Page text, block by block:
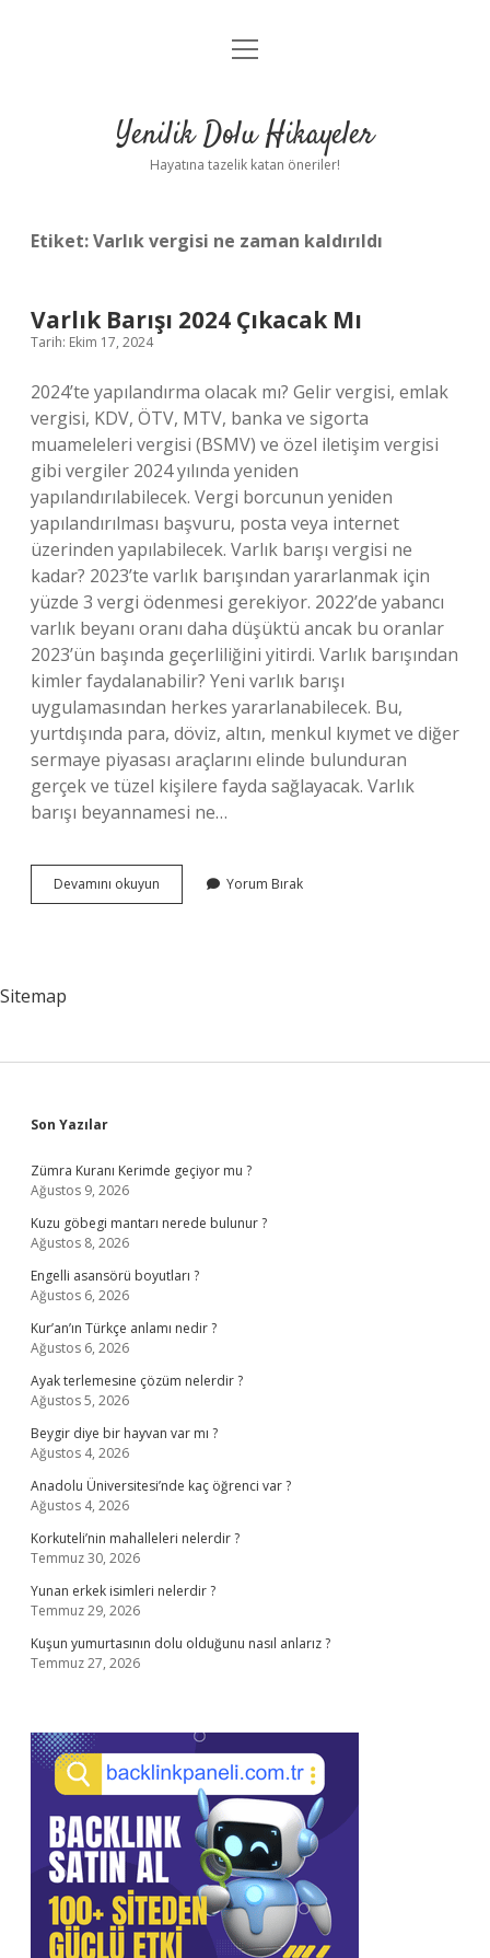
Anasayfa
Yasal Uyarı
menüyü
Yenilik Dolu Hikayeler
Hayatına tazelik katan öneriler!
Etiket:Varlık vergisi ne zaman kaldırıldı
Varlık Barışı 2024 Çıkacak Mı
Tarih: Ekim 17, 2024
2024’te yapılandırma olacak mı? Gelir vergisi, emlak
vergisi, KDV, ÖTV, MTV, banka ve sigorta
muameleleri vergisi (BSMV) ve özel iletişim vergisi
gibi vergiler 2024 yılında yeniden
yapılandırılabilecek. Vergi borcunun yeniden
yapılandırılması başvuru, posta veya internet
üzerinden yapılabilecek. Varlık barışı vergisi ne
kadar? 2023’te varlık barışından yararlanmak için
yüzde 3 vergi ödenmesi gerekiyor. 2022’de yabancı
varlık beyanı oranı daha düşüktü ancak bu oranlar
2023’ün başında geçerliliğini yitirdi. Varlık barışından
kimler faydalanabilir? Yeni varlık barışı
uygulamasından herkes yararlanabilecek. Bu,
yurtdışında para, döviz, altın, menkul kıymet ve diğer
sermaye piyasası araçlarını elinde bulunduran
gerçek ve tüzel kişilere fayda sağlayacak. Varlık
barışı beyannamesi ne…
Devamını okuyun
Barışı
Yorum Bırak
Sitemap
Sidebar
Son Yazılar
Zümra Kuranı Kerimde geçiyor mu ?
Ağustos 9, 2026
Kuzu göbegi mantarı nerede bulunur ?
Ağustos 8, 2026
Engelli asansörü boyutları ?
Ağustos 6, 2026
Kur’an’ın Türkçe anlamı nedir ?
Ağustos 6, 2026
Ayak terlemesine çözüm nelerdir ?
Ağustos 5, 2026
Beygir diye bir hayvan var mı ?
Ağustos 4, 2026
Anadolu Üniversitesi’nde kaç öğrenci var ?
Ağustos 4, 2026
Korkuteli’nin mahalleleri nelerdir ?
Temmuz 30, 2026
Yunan erkek isimleri nelerdir ?
Temmuz 29, 2026
Kuşun yumurtasının dolu olduğunu nasıl anlarız ?
Temmuz 27, 2026